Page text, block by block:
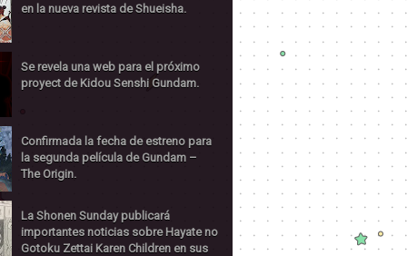
en la nueva revista de Shueisha.
Se revela una web para el próximo
proyect de Kidou Senshi Gundam.
Confirmada la fecha de estreno para
la segunda película de Gundam –
The Origin.
La Shonen Sunday publicará
importantes noticias sobre Hayate no
Gotoku Zettai Karen Children en sus